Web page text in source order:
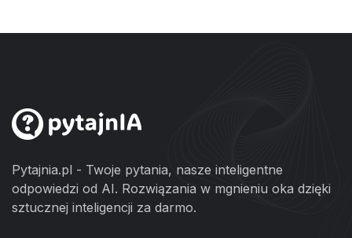
Pytajnia.pl - Twoje pytania, nasze inteligentne
odpowiedzi od AI. Rozwiązania w mgnieniu oka dzięki
sztucznej inteligencji za darmo.